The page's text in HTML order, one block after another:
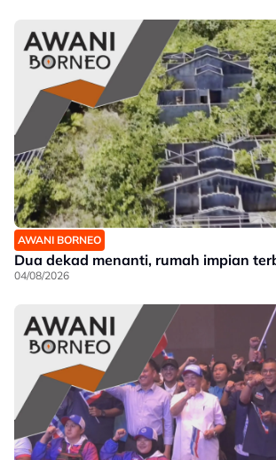
AWANI BORNEO
Dua dekad menanti, rumah impian
04/08/2026